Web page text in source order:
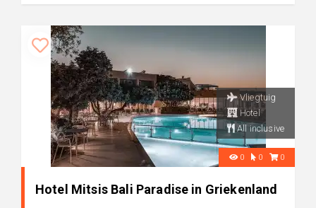
Vliegtuig
Hotel
All inclusive
0 0 0
Hotel Mitsis Bali Paradise in Griekenland